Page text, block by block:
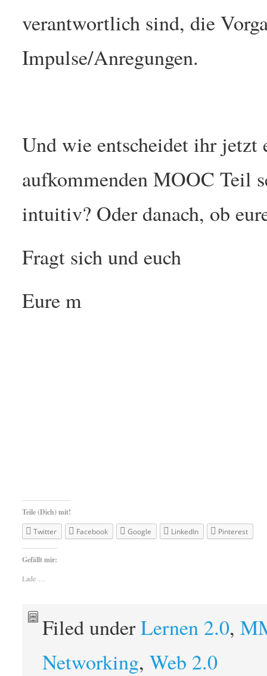
verantwortlich sind, die
Impulse/Anregungen.
Und wie entscheidet ihr
aufkommenden MOOC Teil
intuitiv? Oder danach, ob
Fragt sich und euch
Eure m
Teile (Dich) mit!
Twitter
Facebook Google LinkedIn Pinterest
Gefällt mir:
Lade …
Filed underLernen 2.0,
Networking,Web 2.0